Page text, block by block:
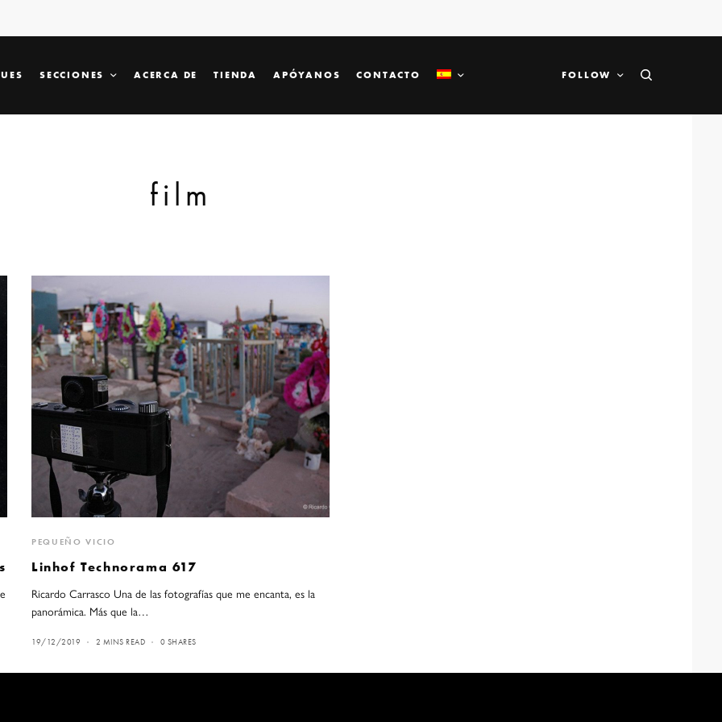
SECCIONES ACERCA DE TIENDA APÓYANOS CONTACTO FOLLOW
film
PEQUEÑO VICIO
Linhof Technorama 617
Ricardo Carrasco Una de las fotografías que me encanta, es la
panorámica. Más que la…
19/12/2019 2 MINS READ 0 SHARES